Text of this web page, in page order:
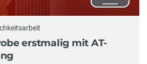
erstmalig mit AT-